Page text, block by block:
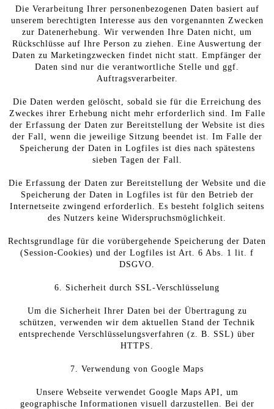
Die Verarbeitung Ihrer personenbezogenen Daten basiert auf
unserem berechtigten Interesse aus den vorgenannten Zwecken
zur Datenerhebung. Wir verwenden Ihre Daten nicht, um
Rückschlüsse auf Ihre Person zu ziehen. Eine Auswertung der
Daten zu Marketingzwecken findet nicht statt. Empfänger der
Daten sind nur die verantwortliche Stelle und ggf.
Auftragsverarbeiter.
Die Daten werden gelöscht, sobald sie für die Erreichung des
Zweckes ihrer Erhebung nicht mehr erforderlich sind. Im Falle
der Erfassung der Daten zur Bereitstellung der Website ist dies
der Fall, wenn die jeweilige Sitzung beendet ist. Im Falle der
Speicherung der Daten in Logfiles ist dies nach spätestens
sieben Tagen der Fall.
Die Erfassung der Daten zur Bereitstellung der Website und die
Speicherung der Daten in Logfiles ist für den Betrieb der
Internetseite zwingend erforderlich. Es besteht folglich seitens
des Nutzers keine Widerspruchsmöglichkeit.
Rechtsgrundlage für die vorübergehende Speicherung der Daten
(Session-Cookies) und der Logfiles ist Art. 6 Abs. 1 lit. f
DSGVO.
6. Sicherheit durch SSL-Verschlüsselung
Um die Sicherheit Ihrer Daten bei der Übertragung zu
schützen, verwenden wir dem aktuellen Stand der Technik
entsprechende Verschlüsselungsverfahren (z. B. SSL) über
HTTPS.
7. Verwendung von Google Maps
Unsere Webseite verwendet Google Maps API, um
geographische Informationen visuell darzustellen. Bei der